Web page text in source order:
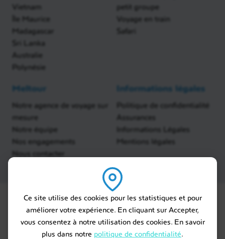
Ce site utilise des cookies pour les statistiques et pour
améliorer votre expérience. En cliquant sur Accepter,
vous consentez à notre utilisation des cookies. En savoir
plus dans notre politique de confidentialité.
Vietnam
Île Maurice
Madagascar
Sri Lanka
Australie
Polynésie
petit groupe
Voyage en train
Safari
Meltour
Notre agence de voyage sur
mesure
Notre équipe
Nos engagements
Nous contacter
Informations légales
Politique de confidentialité
Assurances
Informations Légales
Mentions légales